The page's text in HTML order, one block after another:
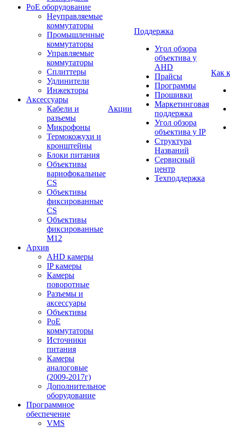
PoE оборудование
Неуправляемые
коммутаторы
Промышленные
коммутаторы
Управляемые
коммутаторы
Сплиттеры
Удлинители
Инжекторы
Аксессуары
Кабели и
разъемы
Микрофоны
Термокожухи и
кронштейны
Блоки питания
Объективы
вариофокальные
CS
Объективы
фиксированные
CS
Объективы
фиксированные
М12
Архив
AHD камеры
IP камеры
Камеры
поворотные
Разъемы и
аксессуары
Объективы
PoE
коммутаторы
Источники
питания
Камеры
аналоговые
(2009-2017г)
Дополнительное
оборудование
Программное
обеспечение
VMS
Акции
Поддержка
Угол обзора
объектива у
AHD
Прайсы
Программы
Прошивки
Маркетинговая
поддержка
Угол обзора
объектива у IP
Структура
Названий
Сервисный
центр
Техподдержка
Как